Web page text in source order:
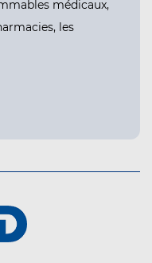
médicaux,
les